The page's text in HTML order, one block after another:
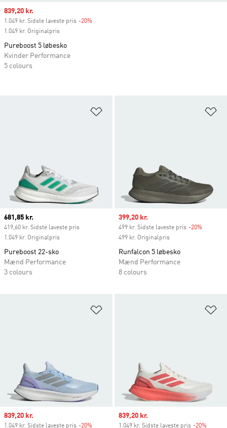
Current price
681,85 kr.
419,60 kr. Sidste laveste pris
1.049 kr. Originalpris
Pureboost 22-sko
Mænd Performance
3 colours
Sale price
399,20 kr.
499 kr. Sidste laveste pris -20%
499 kr. Originalpris
Runfalcon 5 løbesko
Mænd Performance
8 colours
Sale price
839,20 kr.
1.049 kr. Sidste laveste pris -20%
Sale price
839,20 kr.
1.049 kr. Sidste laveste pris -20%
Sale price
839,20 kr.
1.049 kr. Sidste laveste pris -20%
1.049 kr. Originalpris
Pureboost 5 løbesko
Kvinder Performance
5 colours